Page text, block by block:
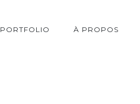
PORTFOLIO À PROPOS